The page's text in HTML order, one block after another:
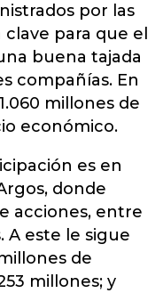
por las
para que el
buena tajada
compañías. En
millones de
económico.
es en
donde
acciones, entre
A este le sigue
de
millones; y